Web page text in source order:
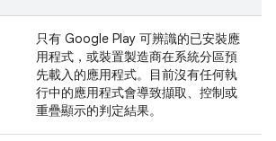
只有 Google Play 可辨識的已安裝應
用程式，或裝置製造商在系統分區預
先載入的應用程式。目前沒有任何執
行中的應用程式會導致擷取、控制或
重疊顯示的判定結果。